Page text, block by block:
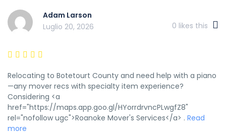
Adam Larson
Luglio 20, 2026
0 likes this
Relocating to Botetourt County and need help with a piano
—any mover recs with specialty item experience?
Considering <a
href="https://maps.app.goo.gl/HYorrdrvncPLwgfZ8"
rel="nofollow ugc">Roanoke Mover's Services</a> . Read
more